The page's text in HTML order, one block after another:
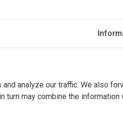
analyze our traffic. We also
may combine the